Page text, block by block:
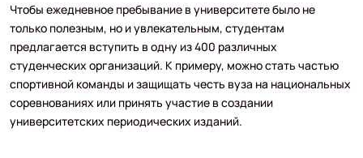
Чтобы ежедневное пребывание в университете было не
только полезным, но и увлекательным, студентам
предлагается вступить в одну из 400 различных
студенческих организаций. К примеру, можно стать частью
спортивной команды и защищать честь вуза на национальных
соревнованиях или принять участие в создании
университетских периодических изданий.